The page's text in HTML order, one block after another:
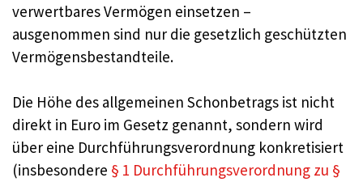
verwertbares Vermögen einsetzen –
ausgenommen sind nur die gesetzlich geschützten
Vermögensbestandteile.
Die Höhe des allgemeinen Schonbetrags ist nicht
direkt in Euro im Gesetz genannt, sondern wird
über eine Durchführungsverordnung konkretisiert
(insbesondere § 1 Durchführungsverordnung zu §